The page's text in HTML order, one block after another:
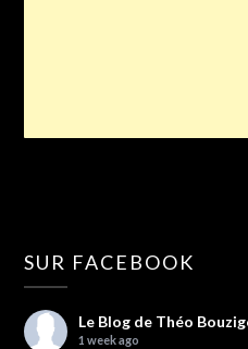
SUR FACEBOOK
Le Blog de Théo
1 week ago